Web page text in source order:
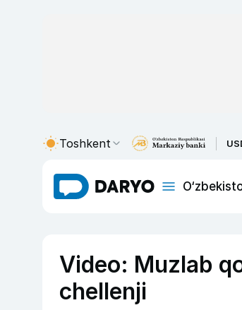
Toshkent
Video: Muzlab
chellenji